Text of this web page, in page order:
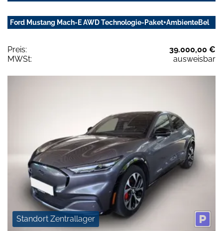
Ford Mustang Mach-E AWD Technologie-Paket+AmbienteBel
Preis:
39.000,00 €
MWSt:
ausweisbar
Standort Zentrallager